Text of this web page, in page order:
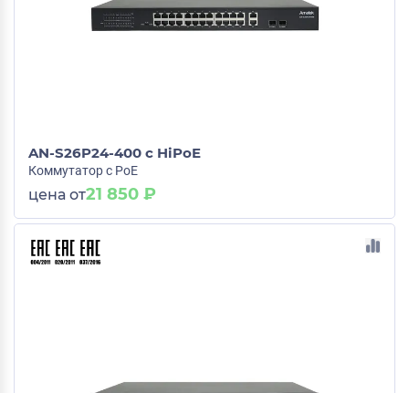
AN-S26P24-400 c HiPoE
Коммутатор с PoE
цена от21 850 ₽